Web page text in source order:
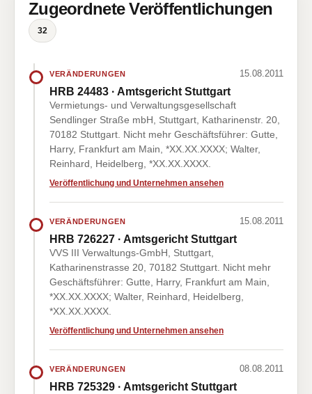
Zugeordnete Veröffentlichungen
32
VERÄNDERUNGEN 15.08.2011
HRB 24483 · Amtsgericht Stuttgart
Vermietungs- und Verwaltungsgesellschaft
Sendlinger Straße mbH, Stuttgart, Katharinenstr. 20,
70182 Stuttgart. Nicht mehr Geschäftsführer: Gutte,
Harry, Frankfurt am Main, *XX.XX.XXXX; Walter,
Reinhard, Heidelberg, *XX.XX.XXXX.
Veröffentlichung und Unternehmen ansehen
VERÄNDERUNGEN 15.08.2011
HRB 726227 · Amtsgericht Stuttgart
VVS III Verwaltungs-GmbH, Stuttgart,
Katharinenstrasse 20, 70182 Stuttgart. Nicht mehr
Geschäftsführer: Gutte, Harry, Frankfurt am Main,
*XX.XX.XXXX; Walter, Reinhard, Heidelberg,
*XX.XX.XXXX.
Veröffentlichung und Unternehmen ansehen
VERÄNDERUNGEN 08.08.2011
HRB 725329 · Amtsgericht Stuttgart